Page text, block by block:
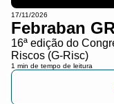
17/11/2026
Febraban
16ª edição do
Riscos (G-Risc)
1 min de tempo de leitura